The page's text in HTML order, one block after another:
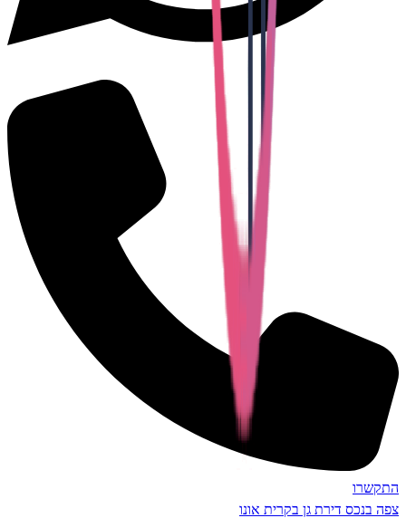
דירת גן בקרית אונו